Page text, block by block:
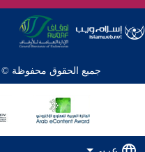
جميع الحقوق محفوظة © 2026 - 1998 لشبكة إسلام ويب